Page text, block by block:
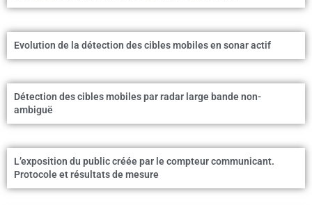
Evolution de la détection des cibles mobiles en sonar actif
Détection des cibles mobiles par radar large bande non-
ambiguë
L’exposition du public créée par le compteur communicant.
Protocole et résultats de mesure